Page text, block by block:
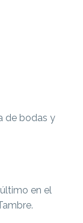
de bodas y
en el